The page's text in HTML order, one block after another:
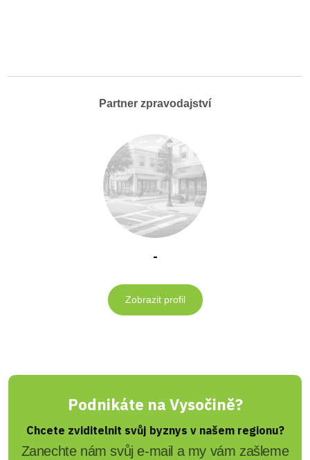
Partner zpravodajství
-
Zobrazit profil
Podnikáte na Vysočině?
Chcete zviditelnit svůj byznys v našem regionu?
Zanechte nám svůj e-mail a my vám zašleme